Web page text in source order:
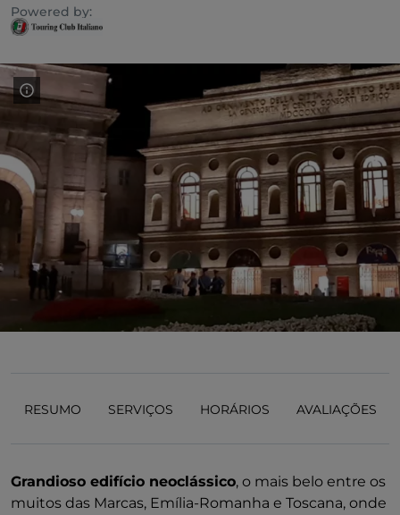
Powered by:
RESUMO SERVIÇOS HORÁRIOS AVALIAÇÕES
Grandioso edifício neoclássico, o mais belo entre os
muitos das Marcas, Emília-Romanha e Toscana, onde